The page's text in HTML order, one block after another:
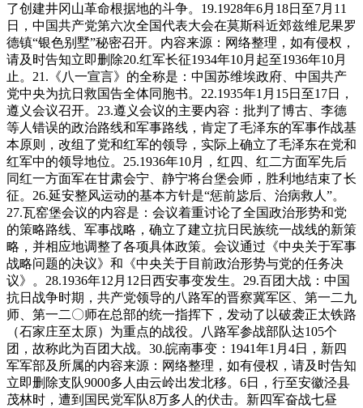
了创建井冈山革命根据地的斗争。19.1928年6月18日至7月11
日，中国共产党第六次全国代表大会在莫斯科近郊兹维尼果罗
德镇“银色别墅”秘密召开。内容来源：网络整理，如有侵权，
请及时告知立即删除20.红军长征1934年10月起至1936年10月
止。21.《八一宣言》的全称是：中国苏维埃政府、中国共产
党中央为抗日救国告全体同胞书。22.1935年1月15日至17日，
遵义会议召开。23.遵义会议的主要内容：批判了博古、李德
等人错误的政治路线和军事路线，肯定了毛泽东的军事作战基
本原则，改组了党和红军的领导，实际上确立了毛泽东在党和
红军中的领导地位。25.1936年10月，红四、红二方面军先后
同红一方面军在甘肃会宁、静宁将台堡会师，胜利地结束了长
征。26.延安整风运动的基本方针是“惩前毖后、治病救人”。
27.瓦窑堡会议的内容是：会议着重讨论了全国政治形势和党
的策略路线、军事战略，确立了建立抗日民族统一战线的新策
略，并相应地调整了各项具体政策。会议通过《中央关于军事
战略问题的决议》和《中央关于目前政治形势与党的任务决
议》。28.1936年12月12日西安事变发生。29.百团大战：中国
抗日战争时期，共产党领导的八路军的晋察冀军区、第一二九
师、第一二〇师在总部的统一指挥下，发动了以破袭正太铁路
（石家庄至太原）为重点的战役。八路军参战部队达105个
团，故称此为百团大战。30.皖南事变：1941年1月4日，新四
军军部及所属的内容来源：网络整理，如有侵权，请及时告知
立即删除支队9000多人由云岭出发北移。6日，行至安徽泾县
茂林时，遭到国民党军队8万多人的伏击。新四军奋战七昼